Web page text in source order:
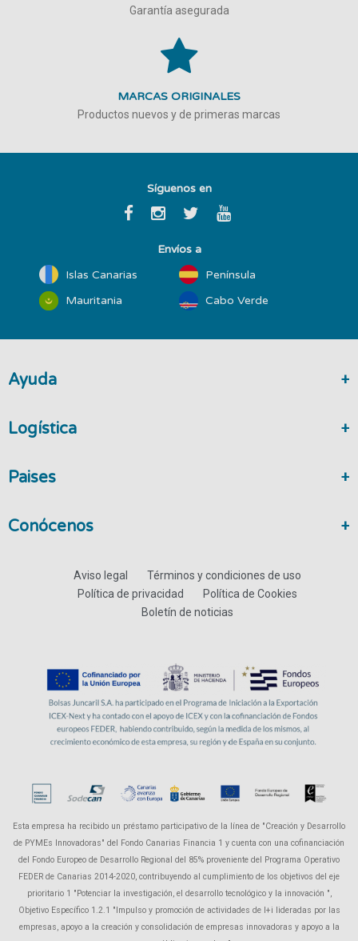
Garantía asegurada
MARCAS ORIGINALES
Productos nuevos y de primeras marcas
Síguenos en
Envíos a
Islas Canarias
Península
Mauritania
Cabo Verde
Ayuda
Logística
Paises
Conócenos
Aviso legal
Términos y condiciones de uso
Política de privacidad
Política de Cookies
Boletín de noticias
Esta empresa ha recibido un préstamo participativo de la línea de "Creación y Desarrollo
de PYMEs Innovadoras" del Fondo Canarias Financia 1 y cuenta con una cofinanciación
del Fondo Europeo de Desarrollo Regional del 85% proveniente del Programa Operativo
FEDER de Canarias 2014-2020, contribuyendo al cumplimiento de los objetivos del eje
prioritario 1 "Potenciar la investigación, el desarrollo tecnológico y la innovación ",
Objetivo Específico 1.2.1 "Impulso y promoción de actividades de I+i lideradas por las
empresas, apoyo a la creación y consolidación de empresas innovadoras y apoyo a la